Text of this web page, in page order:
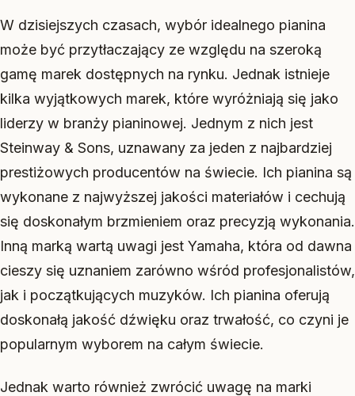
W dzisiejszych czasach, wybór idealnego pianina
może być przytłaczający ze względu na szeroką
gamę marek dostępnych na rynku. Jednak istnieje
kilka wyjątkowych marek, które wyróżniają się jako
liderzy w branży pianinowej. Jednym z nich jest
Steinway & Sons, uznawany za jeden z najbardziej
prestiżowych producentów na świecie. Ich pianina są
wykonane z najwyższej jakości materiałów i cechują
się doskonałym brzmieniem oraz precyzją wykonania.
Inną marką wartą uwagi jest Yamaha, która od dawna
cieszy się uznaniem zarówno wśród profesjonalistów,
jak i początkujących muzyków. Ich pianina oferują
doskonałą jakość dźwięku oraz trwałość, co czyni je
popularnym wyborem na całym świecie.
Jednak warto również zwrócić uwagę na marki